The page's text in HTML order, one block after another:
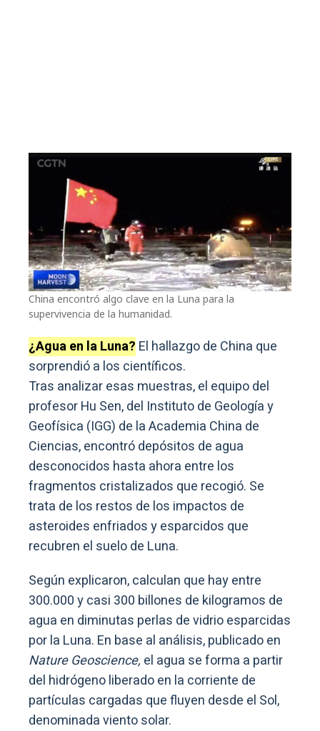
China encontró algo clave en la Luna para la
supervivencia de la humanidad.
¿Agua en la Luna? El hallazgo de China que
sorprendió a los científicos.
Tras analizar esas muestras, el equipo del
profesor Hu Sen, del Instituto de Geología y
Geofísica (IGG) de la Academia China de
Ciencias, encontró depósitos de agua
desconocidos hasta ahora entre los
fragmentos cristalizados que recogió. Se
trata de los restos de los impactos de
asteroides enfriados y esparcidos que
recubren el suelo de Luna.
Según explicaron, calculan que hay entre
300.000 y casi 300 billones de kilogramos de
agua en diminutas perlas de vidrio esparcidas
por la Luna. En base al análisis, publicado en
Nature Geoscience, el agua se forma a partir
del hidrógeno liberado en la corriente de
partículas cargadas que fluyen desde el Sol,
denominada viento solar.